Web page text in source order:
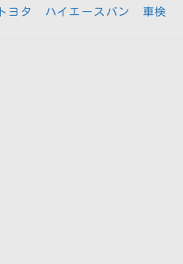
トヨタ ハイエースバン 車検